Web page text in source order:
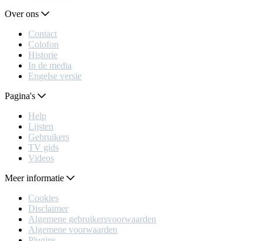
Over ons
Contact
Colofon
Historie
In de media
Engelse versie
Pagina's
Help
Lijsten
Gebruikers
TV gids
Videos
Meer informatie
Cookies
Disclaimer
Algemene gebruikersvoorwaarden
Algemene voorwaarden